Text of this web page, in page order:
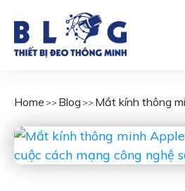
Home >> Blog >>